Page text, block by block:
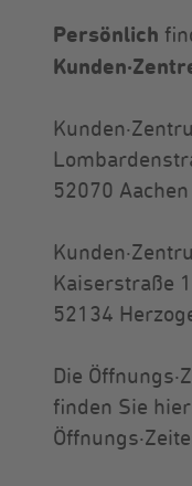
Persönlich
52070 Aachen
Kaiserstraße
52134
Die
finden Sie